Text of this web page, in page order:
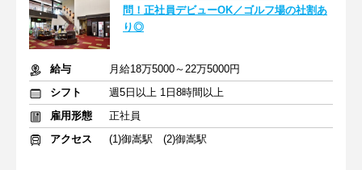
問！正社員デビューOK／ゴルフ場の社割あ
り◎
給与
月給18万5000～22万5000円
シフト
週5日以上 1日8時間以上
雇用形態
正社員
アクセス
(1)御嵩駅 (2)御嵩駅